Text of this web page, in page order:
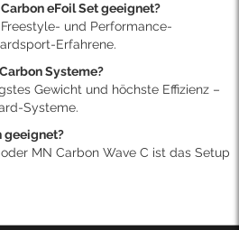
eFoil Set geeignet?
und Performance-
Erfahrene.
Systeme?
Gewicht und höchste Effizienz –
Systeme.
geeignet?
MN Carbon Wave C ist das Setup